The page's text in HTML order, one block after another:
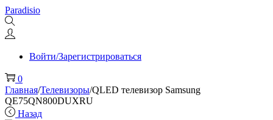
Перейти
к
навигации
Перейти
к
содержимому
Paradisio
Войти/Зарегистрироваться
0
Главная/Телевизоры/QLED телевизор Samsung
QE75QN800DUXRU
Назад